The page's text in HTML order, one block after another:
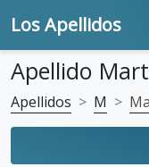
Los Apellidos
Apellido
Apellidos M